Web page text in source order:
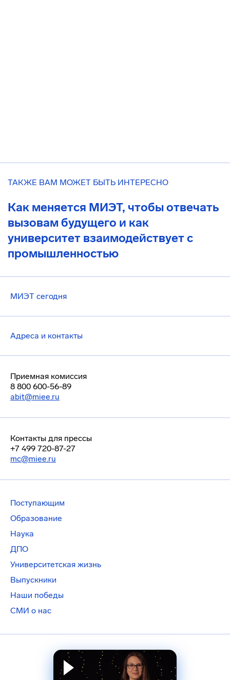
ТАКЖЕ ВАМ МОЖЕТ БЫТЬ ИНТЕРЕСНО
Как меняется МИЭТ, чтобы отвечать
вызовам будущего и как
университет взаимодействует с
промышленностью
МИЭТ сегодня
Адреса и контакты
Приемная комиссия
8 800 600-56-89
abit@miee.ru
Контакты для прессы
+7 499 720-87-27
mc@miee.ru
Поступающим
Образование
Наука
ДПО
Университетская жизнь
Выпускники
Наши победы
СМИ о нас